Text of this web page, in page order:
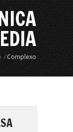
/Complexo